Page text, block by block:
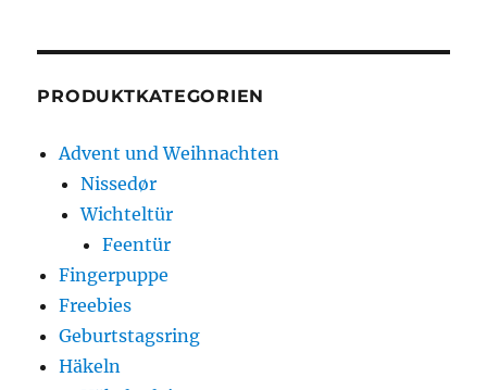
PRODUKTKATEGORIEN
Advent und Weihnachten
Nissedør
Wichteltür
Feentür
Fingerpuppe
Freebies
Geburtstagsring
Häkeln